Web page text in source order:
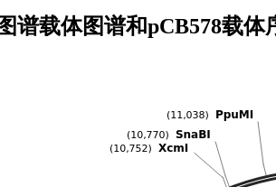
谱载体图谱和pCB578载